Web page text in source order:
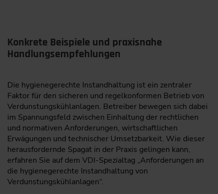
Konkrete Beispiele und praxisnahe
Handlungsempfehlungen
Die hygienegerechte Instandhaltung ist ein zentraler
Faktor für den sicheren und regelkonformen Betrieb von
Verdunstungskühlanlagen. Betreiber bewegen sich dabei
im Spannungsfeld zwischen Einhaltung der rechtlichen
und normativen Anforderungen, wirtschaftlichen
Erwägungen und technischer Umsetzbarkeit. Wie dieser
herausfordernde Spagat in der Praxis gelingen kann,
erfahren Sie auf dem VDI-Spezialtag „Anforderungen an
die hygienegerechte Instandhaltung von
Verdunstungskühlanlagen“.